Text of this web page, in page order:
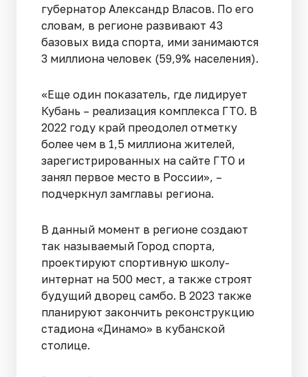
губернатор Александр Власов. По его
словам, в регионе развивают 43
базовых вида спорта, ими занимаются
3 миллиона человек (59,9% населения).
«Еще один показатель, где лидирует
Кубань – реализация комплекса ГТО. В
2022 году край преодолел отметку
более чем в 1,5 миллиона жителей,
зарегистрированных на сайте ГТО и
занял первое место в России», –
подчеркнул замглавы региона.
В данный момент в регионе создают
так называемый Город спорта,
проектируют спортивную школу-
интернат на 500 мест, а также строят
будущий дворец самбо. В 2023 также
планируют закончить реконструкцию
стадиона «Динамо» в кубанской
столице.